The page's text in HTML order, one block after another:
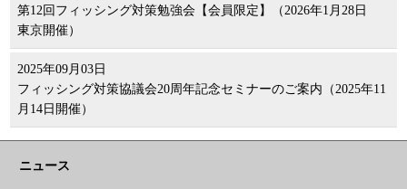
第12回フィッシング対策勉強会【会員限定】（2026年1月28日
東京開催）
2025年09月03日
フィッシング対策協議会20周年記念セミナーのご案内（2025年11
月14日開催）
ニュース